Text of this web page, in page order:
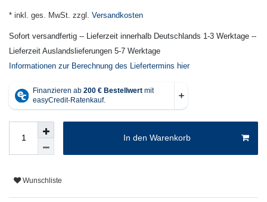
* inkl. ges. MwSt. zzgl. Versandkosten
Sofort versandfertig -- Lieferzeit innerhalb Deutschlands 1-3 Werktage --
Lieferzeit Auslandslieferungen 5-7 Werktage
Informationen zur Berechnung des Liefertermins hier
In den Warenkorb
Wunschliste